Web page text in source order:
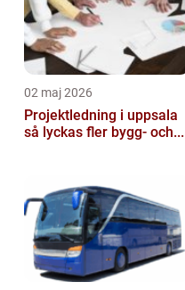
02 maj 2026
Projektledning i uppsala
så lyckas fler bygg- och...